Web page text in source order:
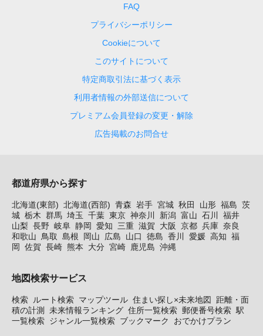
FAQ
プライバシーポリシー
Cookieについて
このサイトについて
特定商取引法に基づく表示
利用者情報の外部送信について
プレミアム会員登録の変更・解除
広告掲載のお問合せ
都道府県から探す
北海道(東部) 北海道(西部) 青森 岩手 宮城 秋田 山形 福島 茨
城 栃木 群馬 埼玉 千葉 東京 神奈川 新潟 富山 石川
福井
山梨 長野 岐阜 静岡 愛知 三重 滋賀 大阪 京都 兵庫 奈良
和歌山 鳥取 島根 岡山 広島 山口 徳島 香川 愛媛 高知 福
岡
佐賀 長崎 熊本 大分 宮崎 鹿児島 沖縄
地図検索サービス
検索 ルート検索 マップツール 住まい探し×未来地図
距離・面
積の計測
未来情報ランキング 住所一覧検索 郵便番号検索 駅
一覧検索 ジャンル一覧検索 ブックマーク おでかけプラン